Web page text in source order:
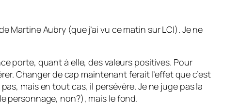
Martine Aubry (que j’ai vu ce matin sur LCI). Je ne
porte, quant à elle, des valeurs positives. Pour
Changer de cap maintenant ferait l’effet que c’est
mais en tout cas, il persévère. Je ne juge pas la
personnage, non?), mais le fond.